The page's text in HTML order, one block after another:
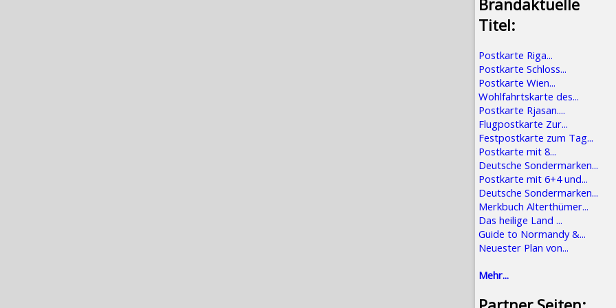
Brandaktuelle
Titel:
Postkarte Riga...
Postkarte Schloss...
Postkarte Wien...
Wohlfahrtskarte des...
Postkarte Rjasan....
Flugpostkarte Zur...
Festpostkarte zum Tag...
Postkarte mit 8...
Deutsche Sondermarken...
Postkarte mit 6+4 und...
Deutsche Sondermarken...
Merkbuch Alterthümer...
Das heilige Land ...
Guide to Normandy &...
Neuester Plan von...
Mehr...